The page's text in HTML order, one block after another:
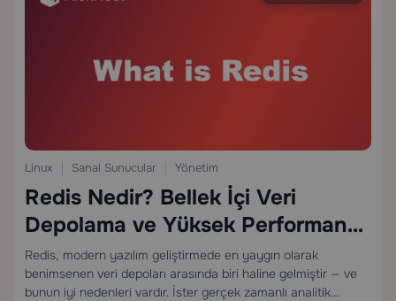
Linux Sanal Sunucular Yönetim
Redis Nedir? Bellek İçi Veri
Depolama ve Yüksek Performanslı
Uygulamalar için Kapsamlı Bir
Kılavuz
Redis, modern yazılım geliştirmede en yaygın olarak
benimsenen veri depoları arasında biri haline gelmiştir — ve
bunun iyi nedenleri vardır. İster gerçek zamanlı analitik